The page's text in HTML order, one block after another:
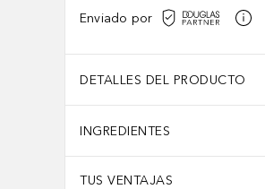
Enviado por
DETALLES DEL PRODUCTO
INGREDIENTES
TUS VENTAJAS